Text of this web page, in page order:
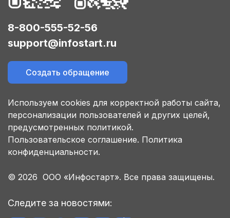
8-800-555-52-56
support@infostart.ru
Создать обращение
Используем cookies для корректной работы сайта,
персонализации пользователей и других целей,
предусмотренных политикой.
Пользовательское соглашение. Политика
конфиденциальности.
© 2026 ООО «Инфостарт». Все права защищены.
Следите за новостями: